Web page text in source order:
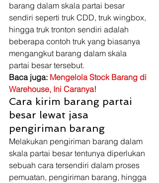
barang dalam skala partai besar
sendiri seperti truk CDD, truk wingbox,
hingga truk tronton sendiri adalah
beberapa contoh truk yang biasanya
mengangkut barang dalam skala
partai besar tersebut.
Baca juga: Mengelola Stock Barang di
Warehouse, Ini Caranya!
Cara kirim barang partai
besar lewat jasa
pengiriman barang
Melakukan pengiriman barang dalam
skala partai besar tentunya diperlukan
sebuah cara tersendiri dalam proses
pemuatan, pengiriman barang, hingga